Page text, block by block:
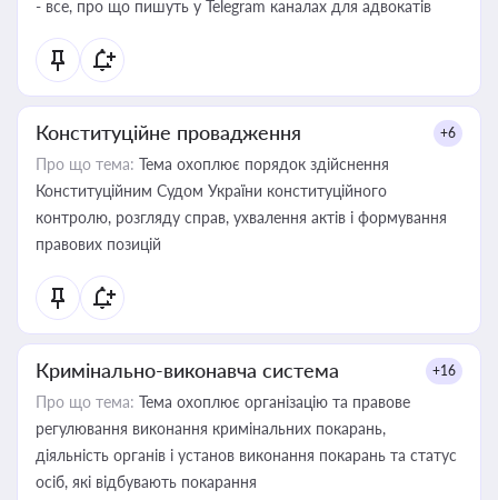
- все, про що пишуть у Telegram каналах для адвокатів
Конституційне провадження +6
Про що тема: Тема охоплює порядок здійснення
Конституційним Судом України конституційного
контролю, розгляду справ, ухвалення актів і формування
правових позицій
Кримінально-виконавча система +16
Про що тема: Тема охоплює організацію та правове
регулювання виконання кримінальних покарань,
діяльність органів і установ виконання покарань та статус
осіб, які відбувають покарання